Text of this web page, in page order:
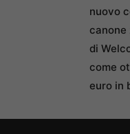
nuovo
canone
di
come
euro in